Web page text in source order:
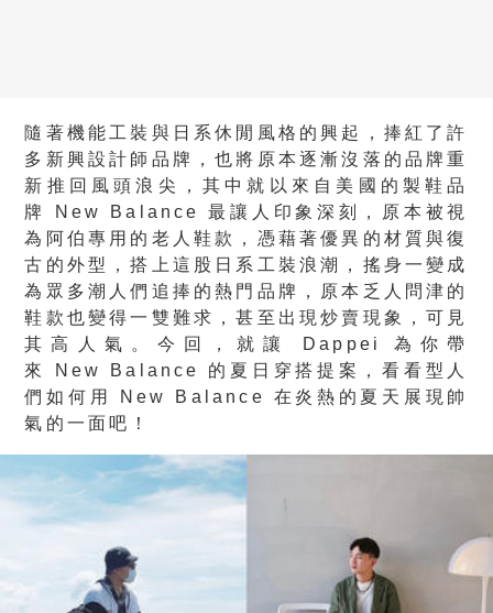
隨著機能工裝與日系休閒風格的興起，捧紅了許
多新興設計師品牌，也將原本逐漸沒落的品牌重
新推回風頭浪尖，其中就以來自美國的製鞋品
牌 New Balance 最讓人印象深刻，原本被視
為阿伯專用的老人鞋款，憑藉著優異的材質與復
古的外型，搭上這股日系工裝浪潮，搖身一變成
為眾多潮人們追捧的熱門品牌，原本乏人問津的
鞋款也變得一雙難求，甚至出現炒賣現象，可見
其高人氣。今回，就讓 Dappei 為你帶
來 New Balance 的夏日穿搭提案，看看型人
們如何用 New Balance 在炎熱的夏天展現帥
氣的一面吧！